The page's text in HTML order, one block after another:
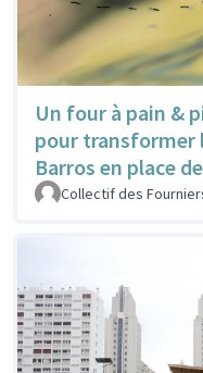
Un four à pain &
pour transformer
Barros en place
Collectif des